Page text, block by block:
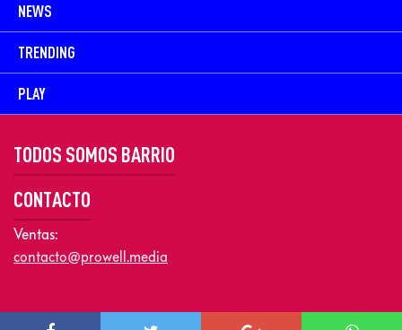
NEWS
TRENDING
PLAY
TODOS SOMOS BARRIO
CONTACTO
Ventas:
contacto@prowell.media